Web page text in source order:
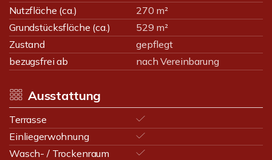
Nutzfläche (ca.)
270 m²
Grundstücksfläche (ca.)
529 m²
Zustand
gepflegt
bezugsfrei ab
nach Vereinbarung
Ausstattung
Terrasse
Einliegerwohnung
Wasch- / Trockenraum